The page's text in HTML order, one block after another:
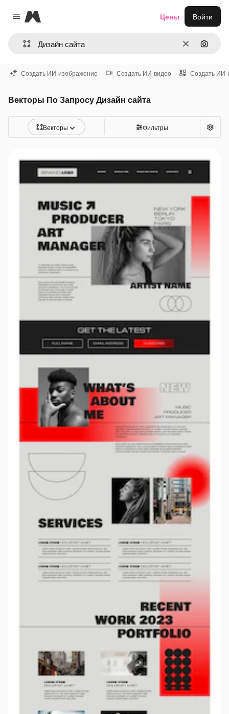
Close menu
Magnific
ОчиститьПоиск
Цены Войти
Создать ИИ-изображение Создать ИИ-видео Создать ИИ-
Векторы По Запросу Дизайн сайта
Векторы Фильтры